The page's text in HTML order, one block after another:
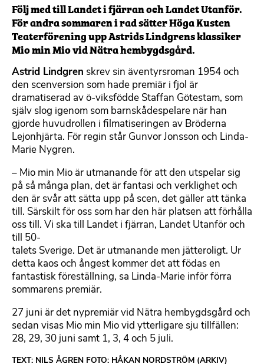
Följ med till Landet i fjärran och Landet Utanför.
För andra sommaren i rad sätter Höga Kusten
Teaterförening upp Astrids Lindgrens klassiker
Mio min Mio vid Nätra hembygdsgård.
Astrid Lindgren skrev sin äventyrsroman 1954 och
den scenversion som hade premiär i fjol är
dramatiserad av ö-viksfödde Staffan Götestam, som
själv slog igenom som barnskådespelare när han
gjorde huvudrollen i filmatiseringen av Bröderna
Lejonhjärta. För regin står Gunvor Jonsson och Linda-
Marie Nygren.
– Mio min Mio är utmanande för att den utspelar sig
på så många plan, det är fantasi och verklighet och
den är svår att sätta upp på scen, det gäller att tänka
till. Särskilt för oss som har den här platsen att förhålla
oss till. Vi ska till Landet i fjärran, Landet Utanför och
till 50-
talets Sverige. Det är utmanande men jätteroligt. Ur
detta kaos och ångest kommer det att födas en
fantastisk föreställning, sa Linda-Marie inför förra
sommarens premiär.
27 juni är det nypremiär vid Nätra hembygdsgård och
sedan visas Mio min Mio vid ytterligare sju tillfällen:
28, 29, 30 juni samt 1, 3, 4 och 5 juli.
TEXT: NILS ÅGREN FOTO: HÅKAN NORDSTRÖM (ARKIV)